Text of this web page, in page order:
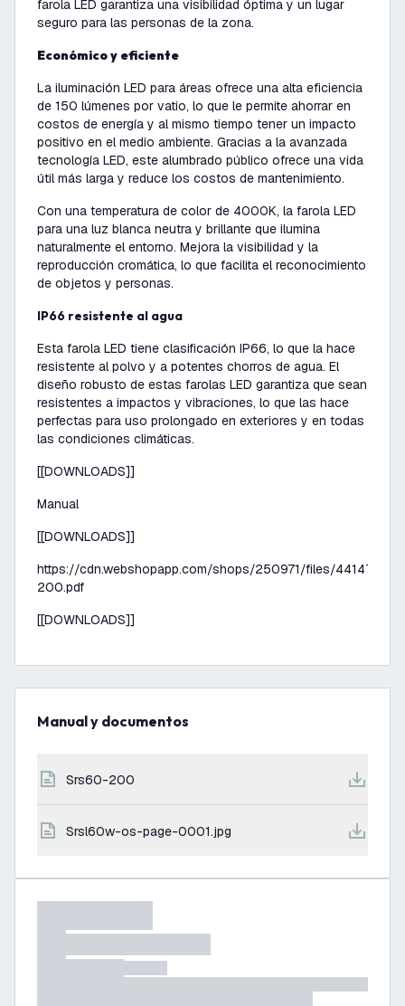
farola LED garantiza una visibilidad óptima y un lugar
seguro para las personas de la zona.
Económico y eficiente
La iluminación LED para áreas ofrece una alta eficiencia
de 150 lúmenes por vatio, lo que le permite ahorrar en
costos de energía y al mismo tiempo tener un impacto
positivo en el medio ambiente. Gracias a la avanzada
tecnología LED, este alumbrado público ofrece una vida
útil más larga y reduce los costos de mantenimiento.
Con una temperatura de color de 4000K, la farola LED
para una luz blanca neutra y brillante que ilumina
naturalmente el entorno. Mejora la visibilidad y la
reproducción cromática, lo que facilita el reconocimiento
de objetos y personas.
IP66 resistente al agua
Esta farola LED tiene clasificación IP66, lo que la hace
resistente al polvo y a potentes chorros de agua. El
diseño robusto de estas farolas LED garantiza que sean
resistentes a impactos y vibraciones, lo que las hace
perfectas para uso prolongado en exteriores y en todas
las condiciones climáticas.
[[DOWNLOADS]]
Manual
[[DOWNLOADS]]
https://cdn.webshopapp.com/shops/250971/files/
200.pdf
[[DOWNLOADS]]
Manual y documentos
srs60-200
srsl60w-os-page-0001.jpg